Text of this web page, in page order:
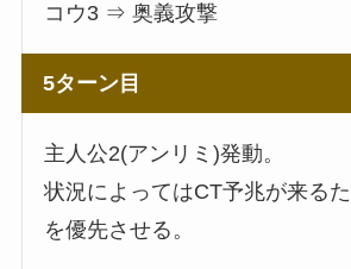
コウ3 ⇒ 奥義攻撃
5ターン目
主人公2(アンリミ)発動。
状況によってはCT予兆が来る
を優先させる。